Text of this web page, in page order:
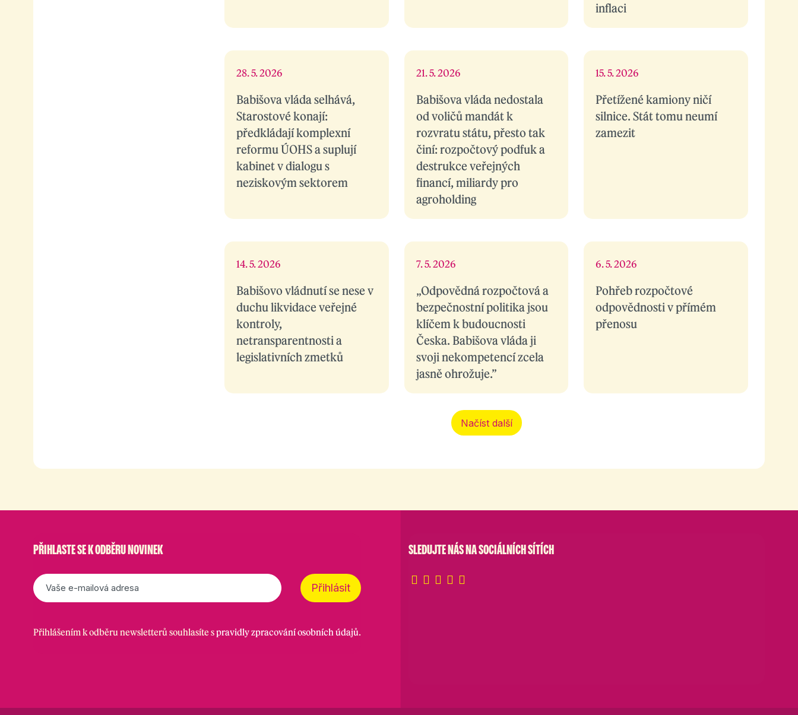
inflaci
Babišova vláda selhává,
Starostové konají:
předkládají komplexní
reformu ÚOHS a suplují
kabinet v dialogu s
neziskovým sektorem
28. 5. 2026
Babišova vláda nedostala
od voličů mandát k
rozvratu státu, přesto tak
činí: rozpočtový podfuk a
destrukce veřejných
financí, miliardy pro
agroholding
21. 5. 2026
Přetížené kamiony ničí
silnice. Stát tomu neumí
zamezit
15. 5. 2026
Babišovo vládnutí se nese v
duchu likvidace veřejné
kontroly,
netransparentnosti a
legislativních zmetků
14. 5. 2026
„Odpovědná rozpočtová a
bezpečnostní politika jsou
klíčem k budoucnosti
Česka. Babišova vláda ji
svoji nekompetencí zcela
jasně ohrožuje.”
7. 5. 2026
Pohřeb rozpočtové
odpovědnosti v přímém
přenosu
6. 5. 2026
Načíst další
PŘIHLASTE SE K ODBĚRU NOVINEK
E-
mail
Přihlásit
Přihlášením k odběru newsletterů souhlasíte spravidly zpracování osobních údajů.
SLEDUJTE NÁS NA SOCIÁLNÍCH SÍTÍCH